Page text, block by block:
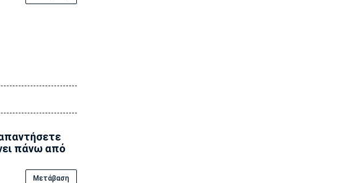
πάνω από
Μετάβαση